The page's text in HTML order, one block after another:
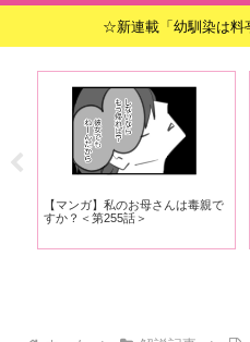
☆新連載「幼馴染は
【マンガ】私のお母さんは毒親で
すか？＜第255話＞